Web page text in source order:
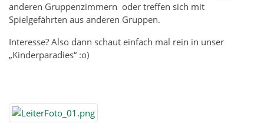
anderen Gruppenzimmern oder treffen sich mit
Spielgefährten aus anderen Gruppen.
Interesse? Also dann schaut einfach mal rein in unser
„Kinderparadies“ :o)